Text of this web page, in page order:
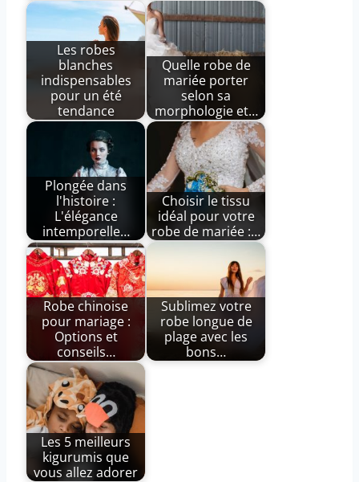
Les robes
blanches
indispensables
pour un été
tendance
Quelle robe de
mariée porter
selon sa
morphologie et…
Plongée dans
l'histoire :
L'élégance
intemporelle…
Choisir le tissu
idéal pour votre
robe de mariée :…
Robe chinoise
pour mariage :
Options et
conseils…
Sublimez votre
robe longue de
plage avec les
bons…
Les 5 meilleurs
kigurumis que
vous allez adorer